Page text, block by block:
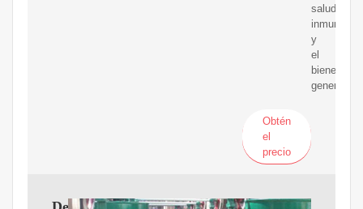
salud
inmunitaria
y
el
bienestar
general.
Obtén
el
precio